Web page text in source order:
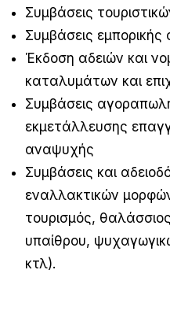
Συμβάσεις
Συμβάσεις εμπορικής
Έκδοση αδειών και
καταλυμάτων και
Συμβάσεις
εκμετάλλευσης
αναψυχής
Συμβάσεις και
εναλλακτικών
τουρισμός,
υπαίθρου,
κτλ).